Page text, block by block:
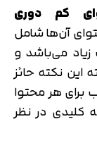
کم دوری
آن‌ها شامل
می‌باشد و
این نکته حائز
هر محتوا
در نظر